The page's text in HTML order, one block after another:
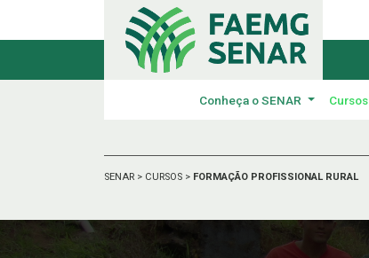
Conheça o SENAR Cursos
SENAR > CURSOS > FORMAÇÃO PROFISSIONAL RURAL